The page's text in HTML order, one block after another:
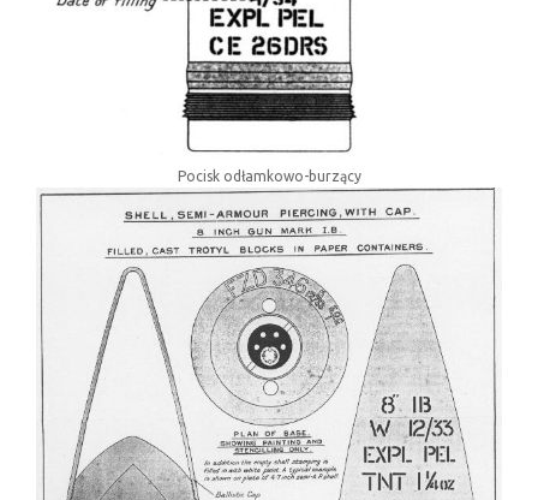
Pocisk odłamkowo-burzący